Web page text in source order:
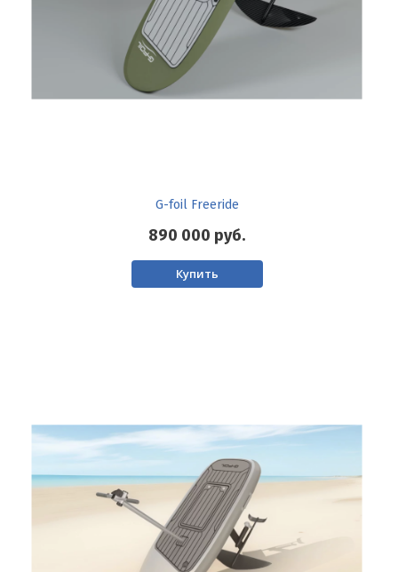
G-foil Freeride
890 000 руб.
Купить